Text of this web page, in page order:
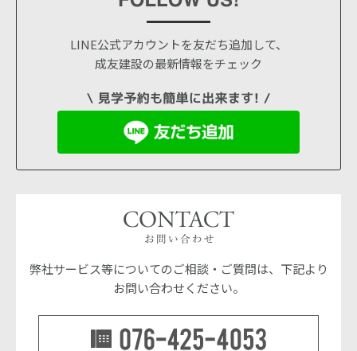
LINE公式アカウントを友だち追加して、
成友建設の最新情報をチェック
弊社サービス等についてのご相談・ご質問は、下記より
お問い合わせください。